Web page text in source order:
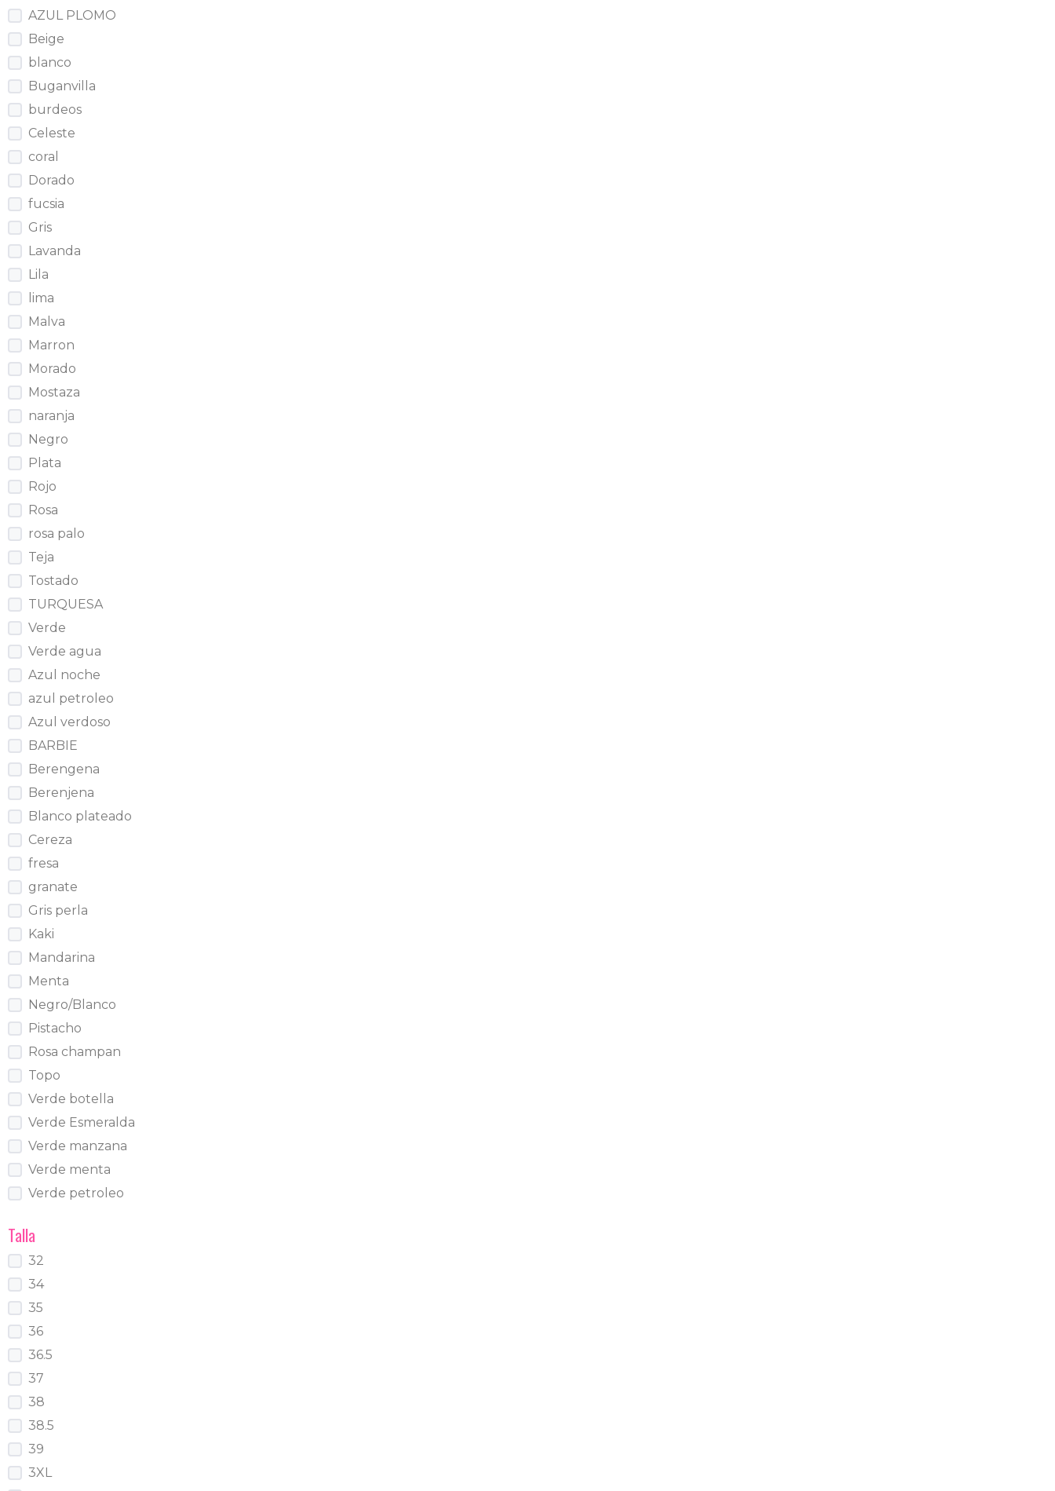
AZUL PLOMO
Beige
blanco
Buganvilla
burdeos
Celeste
coral
Dorado
fucsia
Gris
Lavanda
Lila
lima
Malva
Marron
Morado
Mostaza
naranja
Negro
Plata
Rojo
Rosa
rosa palo
Teja
Tostado
TURQUESA
Verde
Verde agua
Azul noche
azul petroleo
Azul verdoso
BARBIE
Berengena
Berenjena
Blanco plateado
Cereza
fresa
granate
Gris perla
Kaki
Mandarina
Menta
Negro/Blanco
Pistacho
Rosa champan
Topo
Verde botella
Verde Esmeralda
Verde manzana
Verde menta
Verde petroleo
Talla
32
34
35
36
36.5
37
38
38.5
39
3XL